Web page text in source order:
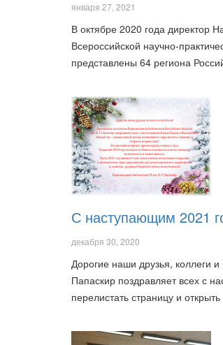
января 27, 2021
В октябре 2020 года директор
Всероссийской научно-
представлены 64 региона
С наступающим 2021
декабря 30, 2020
Дорогие наши друзья, коллеги
Папаскир поздравляет всех с
перелистать страницу и